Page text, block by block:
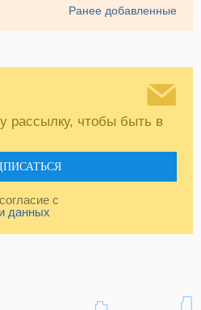
Ранее добавленные
рассылку, чтобы быть в
с
данных